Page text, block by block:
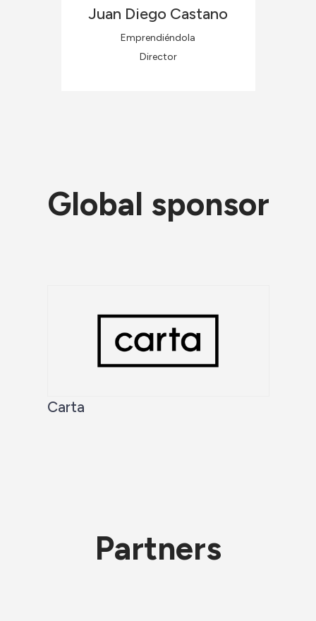
Juan Diego Castano
Emprendiéndola
Director
Global sponsor
Carta
Partners